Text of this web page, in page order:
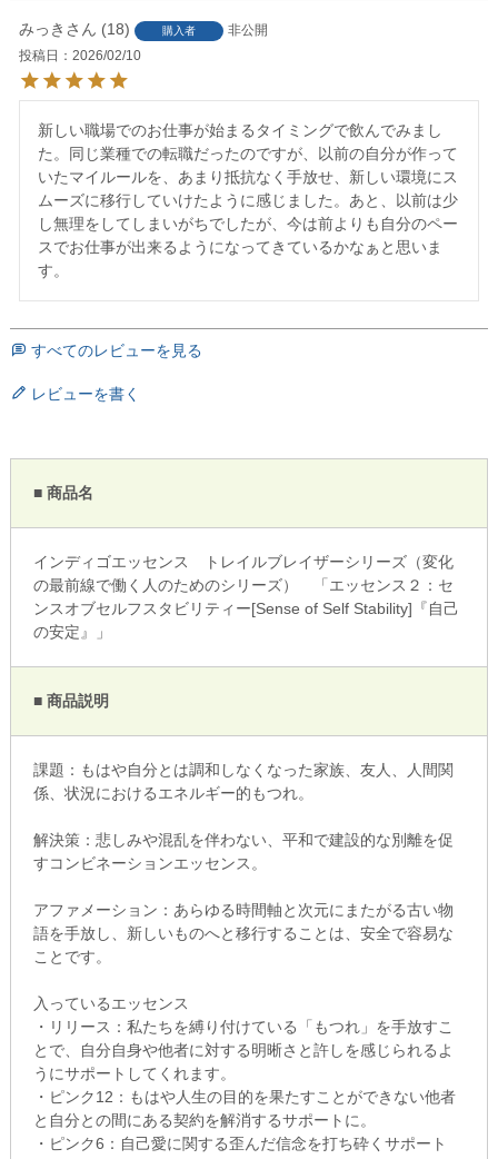
みっき 18 購入者
非公開
投稿日
2026/02/10
新しい職場でのお仕事が始まるタイミングで飲んでみまし
た。同じ業種での転職だったのですが、以前の自分が作って
いたマイルールを、あまり抵抗なく手放せ、新しい環境にス
ムーズに移行していけたように感じました。あと、以前は少
し無理をしてしまいがちでしたが、今は前よりも自分のペー
スでお仕事が出来るようになってきているかなぁと思いま
す。
すべてのレビューを見る
レビューを書く
■ 商品名
インディゴエッセンス トレイルブレイザーシリーズ（変化
の最前線で働く人のためのシリーズ） 「エッセンス２：セ
ンスオブセルフスタビリティー[Sense of Self Stability]『自己
の安定』」
■ 商品説明
課題：もはや自分とは調和しなくなった家族、友人、人間関
係、状況におけるエネルギー的もつれ。
解決策：悲しみや混乱を伴わない、平和で建設的な別離を促
すコンビネーションエッセンス。
アファメーション：あらゆる時間軸と次元にまたがる古い物
語を手放し、新しいものへと移行することは、安全で容易な
ことです。
入っているエッセンス
・リリース：私たちを縛り付けている「もつれ」を手放すこ
とで、自分自身や他者に対する明晰さと許しを感じられるよ
うにサポートしてくれます。
・ピンク12：もはや人生の目的を果たすことができない他者
と自分との間にある契約を解消するサポートに。
・ピンク6：自己愛に関する歪んだ信念を打ち砕くサポート